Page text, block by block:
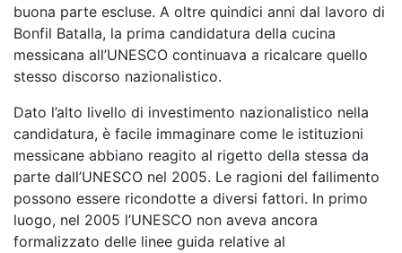
buona parte escluse. A oltre quindici anni dal lavoro di
Bonfil Batalla, la prima candidatura della cucina
messicana all’UNESCO continuava a ricalcare quello
stesso discorso nazionalistico.
Dato l’alto livello di investimento nazionalistico nella
candidatura, è facile immaginare come le istituzioni
messicane abbiano reagito al rigetto della stessa da
parte dall’UNESCO nel 2005. Le ragioni del fallimento
possono essere ricondotte a diversi fattori. In primo
luogo, nel 2005 l’UNESCO non aveva ancora
formalizzato delle linee guida relative al